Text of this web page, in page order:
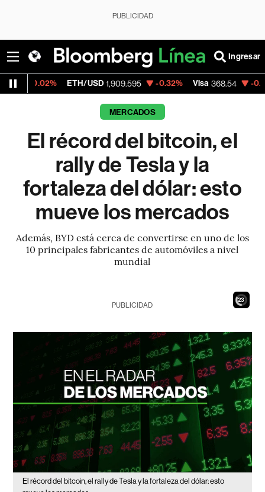
PUBLICIDAD
Ingresar
ETH/USD 1,909.595 -0.32% Visa 368.54 -0.28%
MERCADOS
El récord del bitcoin, el
rally de Tesla y la
fortaleza del dólar: esto
mueve los mercados
Además, BYD está cerca de convertirse en uno de los
10 principales fabricantes de automóviles a nivel
mundial
21
PUBLICIDAD
El récord del bitcoin, el rally de Tesla y la fortaleza del dólar: esto